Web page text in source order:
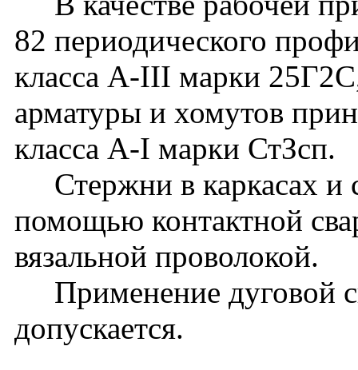
82 периодического
класса А-III марки
арматуры и хомутов
класса A-I марки СтЗсп.
Стержни в каркасах и
помощью контактной
вязальной проволокой.
Применение дуговой
допускается.